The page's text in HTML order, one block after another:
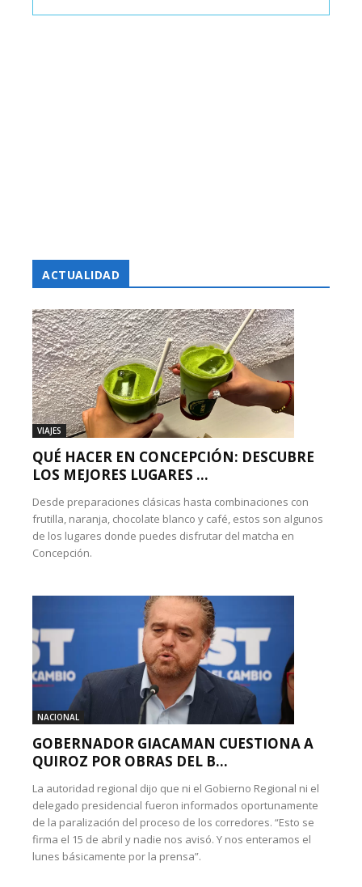
ACTUALIDAD
VIAJES
QUÉ HACER EN CONCEPCIÓN: DESCUBRE
LOS MEJORES LUGARES ...
Desde preparaciones clásicas hasta combinaciones con
frutilla, naranja, chocolate blanco y café, estos son algunos
de los lugares donde puedes disfrutar del matcha en
Concepción.
NACIONAL
GOBERNADOR GIACAMAN CUESTIONA A
QUIROZ POR OBRAS DEL B...
La autoridad regional dijo que ni el Gobierno Regional ni el
delegado presidencial fueron informados oportunamente
de la paralización del proceso de los corredores. “Esto se
firma el 15 de abril y nadie nos avisó. Y nos enteramos el
lunes básicamente por la prensa”.